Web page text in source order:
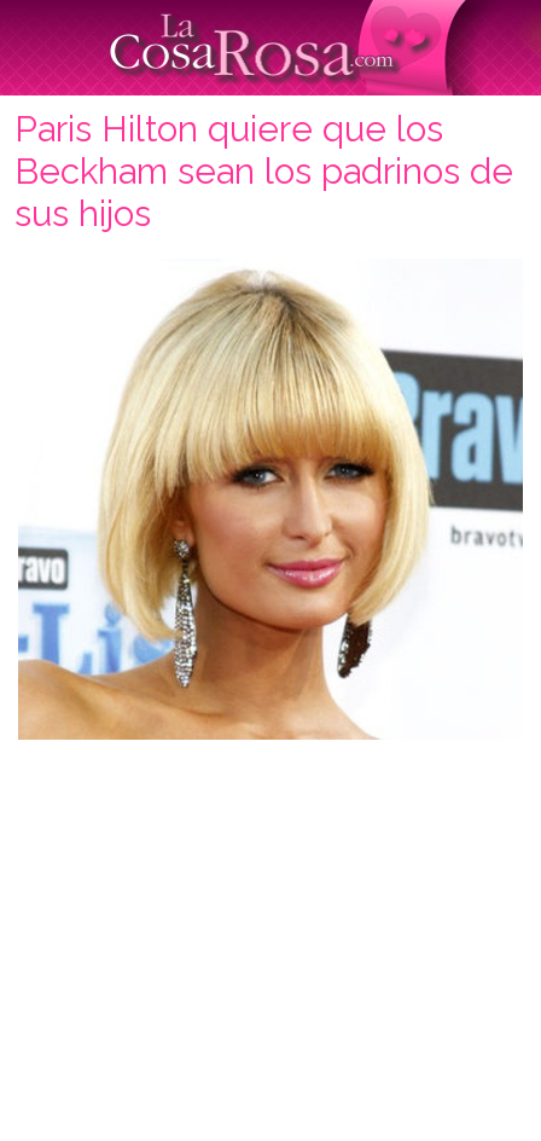
Paris Hilton quiere que los
Beckham sean los padrinos de
sus hijos